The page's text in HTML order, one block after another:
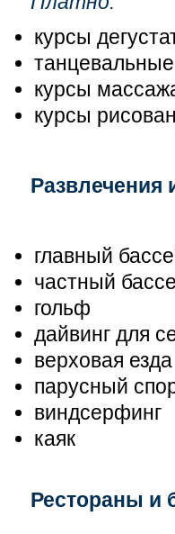
курсы
курсы
курсы
Развлечения
главный
частный
гольф
дайвинг для
верховая езда
парусный
виндсерфинг
каяк
Рестораны и